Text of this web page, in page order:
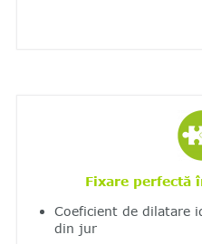
Fixare perfectă
Coeficient de dilatare
din jur